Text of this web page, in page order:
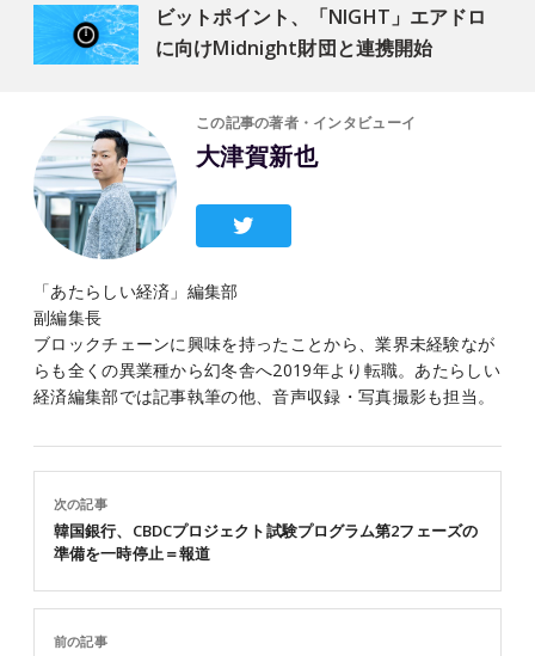
ビットポイント、「NIGHT」エアドロ
に向けMidnight財団と連携開始
この記事の著者・インタビューイ
大津賀新也
「あたらしい経済」編集部
副編集長
ブロックチェーンに興味を持ったことから、業界未経験なが
らも全くの異業種から幻冬舎へ2019年より転職。あたらしい
経済編集部では記事執筆の他、音声収録・写真撮影も担当。
前の記事
次の記事
韓国銀行、CBDCプロジェクト試験プログラム第2フェーズの
準備を一時停止＝報道